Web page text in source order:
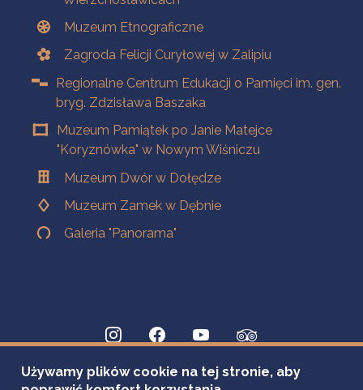
Muzeum Etnograficzne
Zagroda Felicji Curyłowej w Zalipiu
Regionalne Centrum Edukacji o Pamięci im. gen.
bryg. Zdzisława Baszaka
Muzeum Pamiątek po Janie Matejce
"Koryznówka" w Nowym Wiśniczu
Muzeum Dwór w Dołędze
Muzeum Zamek w Dębnie
Galeria "Panorama"
Używamy plików cookie na tej stronie, aby